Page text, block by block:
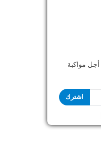
أجل مواكبة
اشترك